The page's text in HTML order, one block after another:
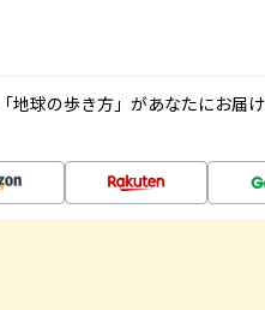
地球の歩き方」があなたにお届